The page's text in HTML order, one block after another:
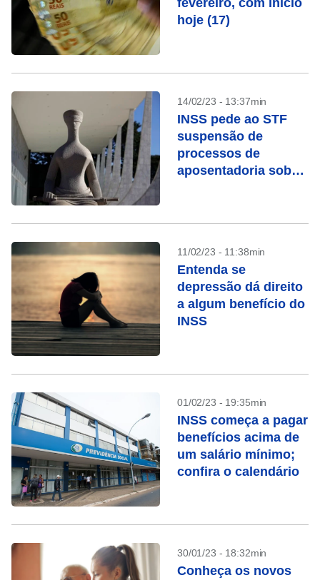
fevereiro, com início
hoje (17)
14/02/23 - 13:37min
INSS pede ao STF
suspensão de
processos de
aposentadoria sob
11/02/23 - 11:38min
Entenda se
depressão dá direito
a algum benefício do
INSS
01/02/23 - 19:35min
INSS começa a pagar
benefícios acima de
um salário mínimo;
confira o calendário
30/01/23 - 18:32min
Conheça os novos